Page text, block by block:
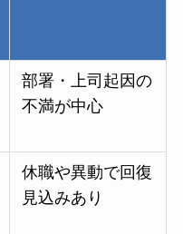
部署・上司起因の
不満が中心
休職や異動で回復
見込みあり